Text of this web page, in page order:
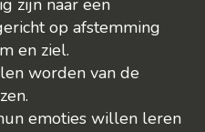
zijn naar een
op afstemming
en ziel.
worden van de
emoties willen leren